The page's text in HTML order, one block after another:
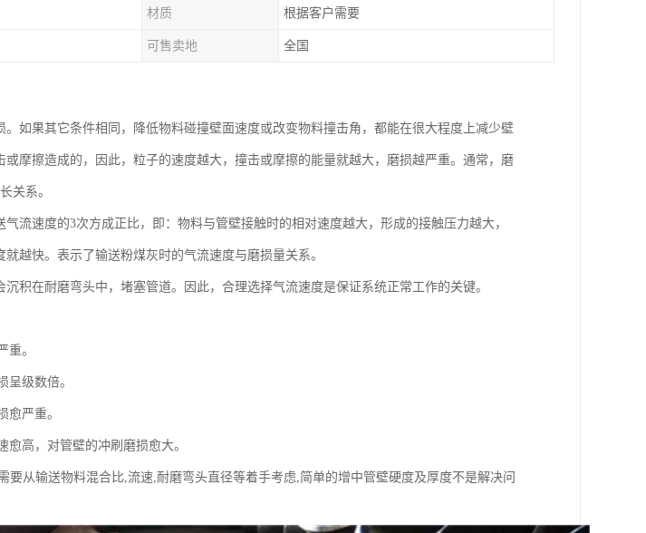
材质 根据客户需要
可售卖地 全国
如果其它条件相同，降低物料碰撞壁面速度或改变物料撞击角，都能在很大程度上减少壁
摩擦造成的，因此，粒子的速度越大，撞击或摩擦的能量就越大，磨损越严重。通常，磨
关系。
流速度的3次方成正比，即：物料与管壁接触时的相对速度越大，形成的接触压力越大，
越快。表示了输送粉煤灰时的气流速度与磨损量关系。
积在耐磨弯头中，堵塞管道。因此，合理选择气流速度是保证系统正常工作的关键。
重。
呈级数倍。
愈严重。
高，对管壁的冲刷磨损愈大。
要从输送物料混合比,流速,耐磨弯头直径等着手考虑,简单的增中管壁硬度及厚度不是解决问